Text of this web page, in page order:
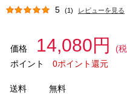
5 (1) レビューを見る
価格 14,080円
(
ポイント
0ポイント還元
送料
無料